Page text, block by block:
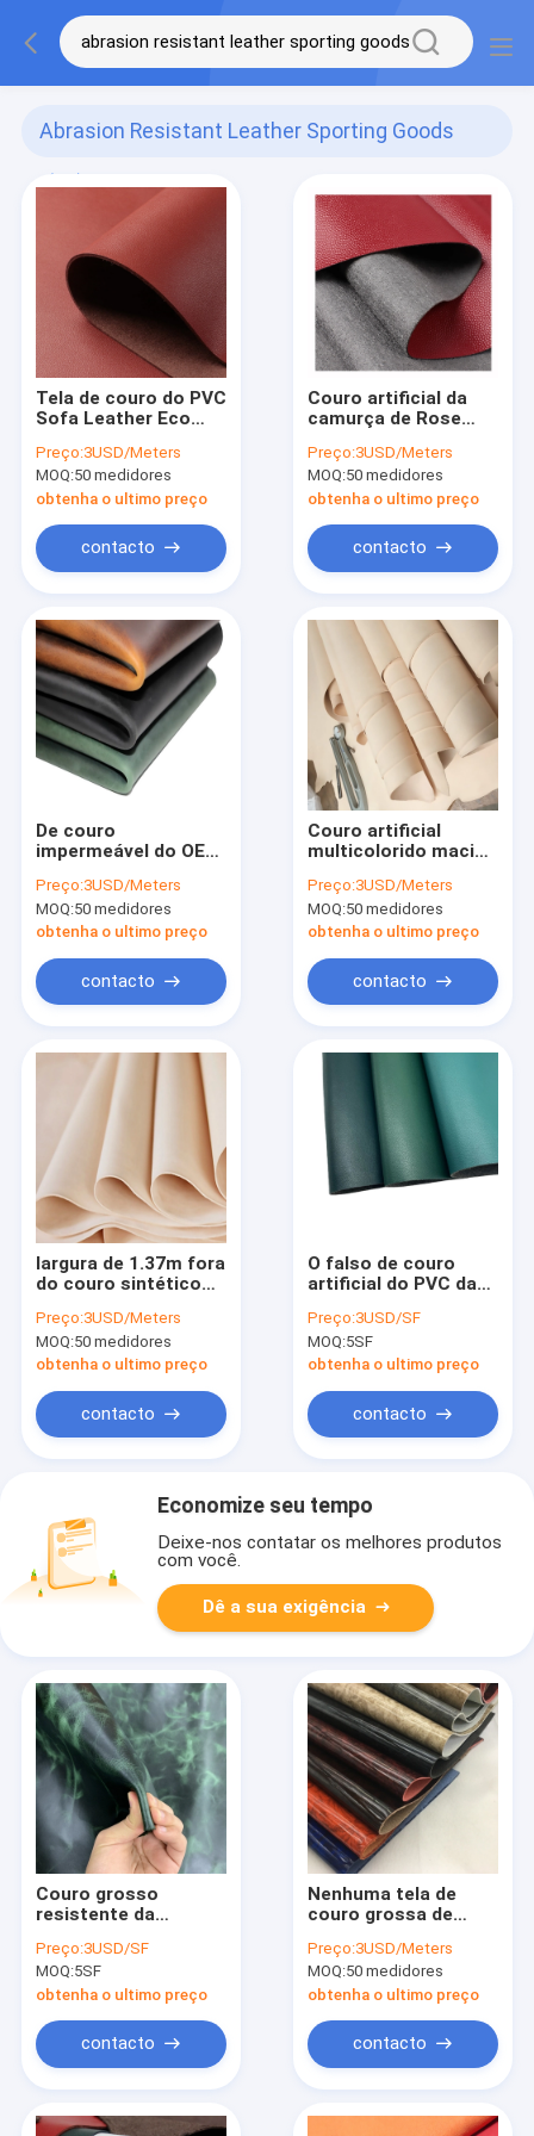
Abrasion Resistant Leather Sporting Goods
(68)
Tela de couro do PVC
Sofa Leather Eco
ODM Mildewproof
Preço:3USD/Meters
MOQ:50 medidores
obtenha o ultimo preço
contacto
Couro artificial da
camurça de Rose
Leather Fabric
0.55mm
Preço:3USD/Meters
MOQ:50 medidores
obtenha o ultimo preço
contacto
De couro
impermeável do OEM
sintético Fadeless
da camurça de
0.65MM Microfiber
Preço:3USD/Meters
MOQ:50 medidores
obtenha o ultimo preço
contacto
Couro artificial
multicolorido macio
ALCANCE do AZO do
GV para a bolsa
Preço:3USD/Meters
MOQ:50 medidores
obtenha o ultimo preço
contacto
largura de 1.37m fora
do couro sintético
padrão branco do
lichi para sacos
Preço:3USD/Meters
MOQ:50 medidores
obtenha o ultimo preço
contacto
O falso de couro
artificial do PVC da
de Morandi da grão
transversal cobre
para bancos de carro
Preço:3USD/SF
MOQ:5SF
obtenha o ultimo preço
contacto
Economize seu tempo
Deixe-nos contatar os melhores produtos
com você.
Dê a sua exigência
Couro grosso
resistente da
1.85mm Microfiber
do couro do fato do
rasgo
Preço:3USD/SF
MOQ:5SF
obtenha o ultimo preço
contacto
Nenhuma tela de
couro grossa de
Artificial Leather
1.38mm Microfiber
Preço:3USD/Meters
MOQ:50 medidores
obtenha o ultimo preço
contacto